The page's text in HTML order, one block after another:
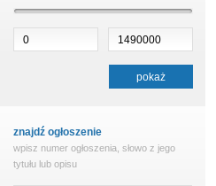
znajdź ogłoszenie
wpisz numer ogłoszenia, słowo z jego
tytułu lub opisu